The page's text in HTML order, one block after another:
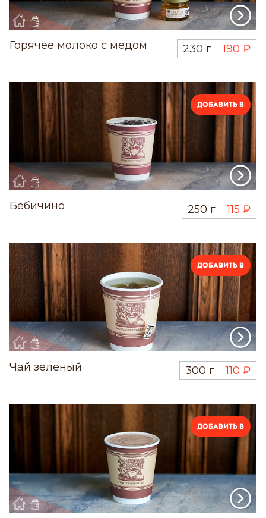
Горячее молоко с медом 230 г 190 ₽
Бебичино 250 г 115 ₽
Добавить в
Чай зеленый 300 г 110 ₽
Добавить в
Добавить в